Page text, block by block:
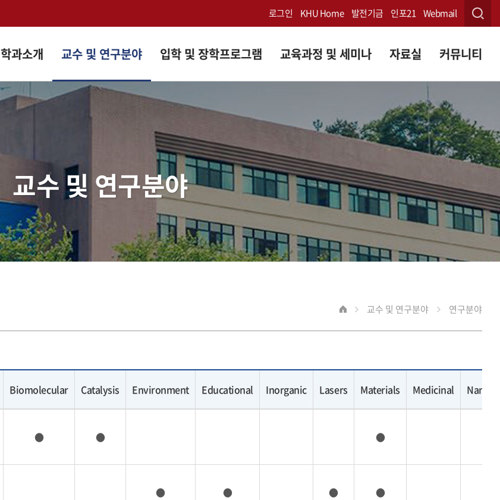
로그인 KHU Home 발전기금 인포21 Webmail
학과소개 교수 및 연구분야 입학 및 장학프로그램 교육과정 및 세미나 자료실 커뮤니티
교수 및 연구분야
교수 및 연구분야 연구분야
Biomolecular Catalysis Environment Educational Inorganic Lasers Materials Medicinal
● ● ●
● ● ● ●